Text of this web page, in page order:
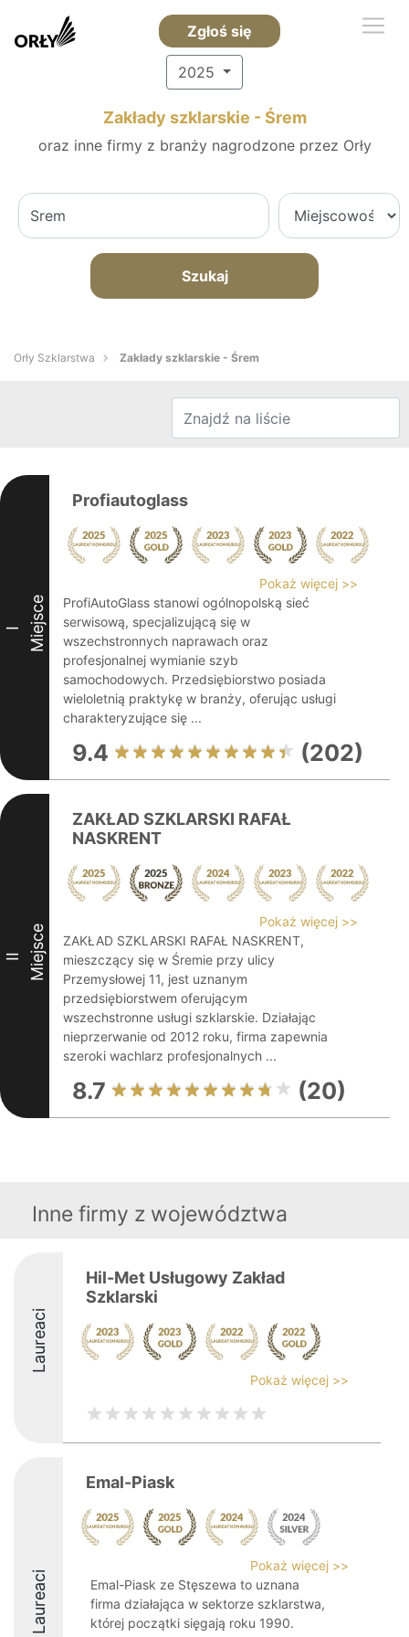
Zgłoś się
2025
Zakłady szklarskie - Śrem
oraz inne firmy z branży nagrodzone przez Orły
Szukaj
Orły Szklarstwa Zakłady szklarskie - Śrem
I Miejsce
Profiautoglass
Pokaż więcej >>
ProfiAutoGlass stanowi ogólnopolską sieć
serwisową, specjalizującą się w
wszechstronnych naprawach oraz
profesjonalnej wymianie szyb
samochodowych. Przedsiębiorstwo posiada
wieloletnią praktykę w branży, oferując usługi
charakteryzujące się ...
9.4 (202)
II Miejsce
ZAKŁAD SZKLARSKI RAFAŁ
NASKRENT
Pokaż więcej >>
ZAKŁAD SZKLARSKI RAFAŁ NASKRENT,
mieszczący się w Śremie przy ulicy
Przemysłowej 11, jest uznanym
przedsiębiorstwem oferującym
wszechstronne usługi szklarskie. Działając
nieprzerwanie od 2012 roku, firma zapewnia
szeroki wachlarz profesjonalnych ...
8.7 (20)
Inne firmy z województwa
Laureaci
Hil-Met Usługowy Zakład
Szklarski
Pokaż więcej >>
Laureaci
Emal-Piask
Pokaż więcej >>
Emal-Piask ze Stęszewa to uznana
firma działająca w sektorze szklarstwa,
której początki sięgają roku 1990.